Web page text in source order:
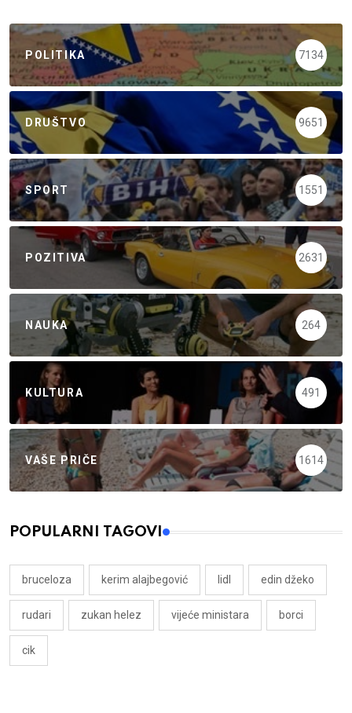
POLITIKA 7134
DRUŠTVO 9651
SPORT 1551
POZITIVA 2631
NAUKA 264
KULTURA 491
VAŠE PRIČE 1614
POPULARNI TAGOVI
bruceloza kerim alajbegović lidl edin džeko
rudari zukan helez vijeće ministara borci
cik